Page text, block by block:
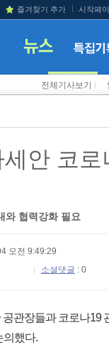
즐겨찾기 추가 시작페
전체기사보기
안 코
와 협력강화 필요
오전 9:49:29
소셜댓글 : 0
관장들과 코로나19
의했다.